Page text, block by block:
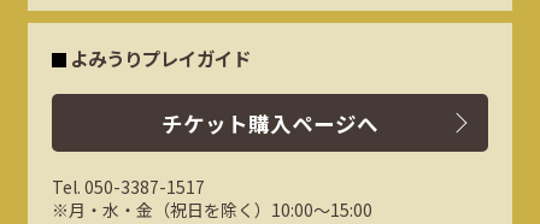
よみうりプレイガイド
チケット購入ページへ
Tel. 050-3387-1517
※月・水・金（祝日を除く）10:00～15:00